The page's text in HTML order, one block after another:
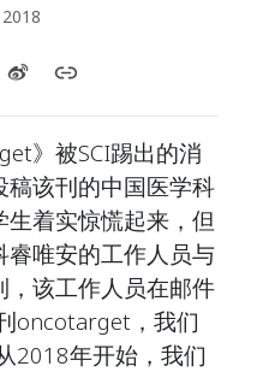
》被SCI踢出的消
该刊的中国医学科
着实惊慌起来，但
睿唯安的工作人员与
该工作人员在邮件
oncotarget，我们
2018年开始，我们